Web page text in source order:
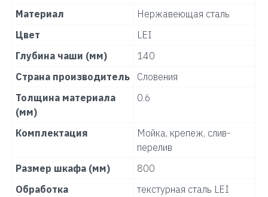
Материал
Нержавеющая сталь
Цвет
LEI
Глубина чаши (мм)
140
Страна производитель
Словения
Толщина материала
(мм)
0.6
Комплектация
Мойка, крепеж, слив-
перелив
Размер шкафа (мм)
800
Обработка
текстурная сталь LEI